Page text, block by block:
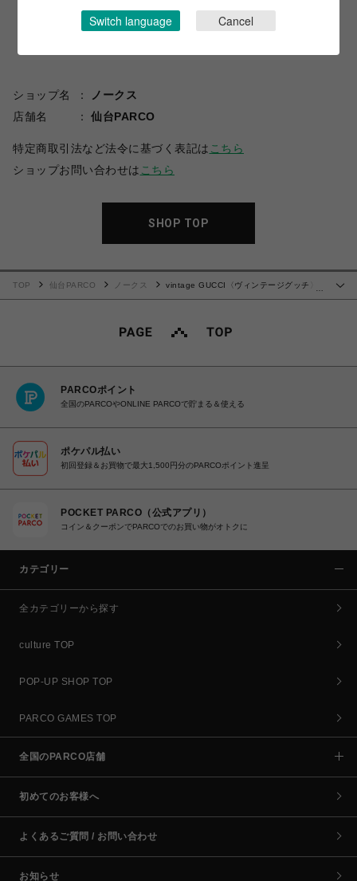
ショップ名
ノークス
店舗名
仙台PARCO
特定商取引法など法令に基づく表記は こちら
ショップお問い合わせは こちら
SHOP TOP
TOP 仙台PARCO ノークス
vintage GUCCI〈ヴィンテージグッチ〉
PARCOポイント
全国のPARCOやONLINE PARCOで貯まる＆使える
ポケパル払い
初回登録＆お買物で最大1,500円分のPARCOポイント進呈
POCKET PARCO（公式アプリ）
コイン＆クーポンでPARCOでのお買い物がオトクに
カテゴリー
全カテゴリーから探す
culture TOP
POP-UP SHOP TOP
PARCO GAMES TOP
全国のPARCO店舗
初めてのお客様へ
よくあるご質問 / お問い合わせ
お知らせ
Switch language Cancel